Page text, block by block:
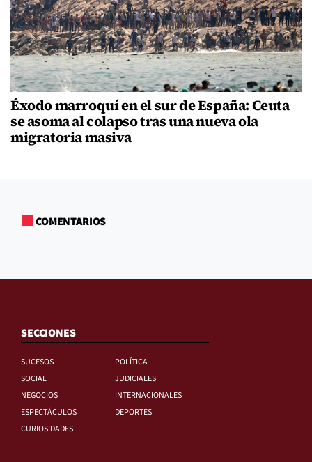
Éxodo marroquí en el sur de España: Ceuta
se asoma al colapso tras una nueva ola
migratoria masiva
COMENTARIOS
SECCIONES
SUCESOS
POLÍTICA
SOCIAL
JUDICIALES
NEGOCIOS
INTERNACIONALES
ESPECTÁCULOS
DEPORTES
CURIOSIDADES